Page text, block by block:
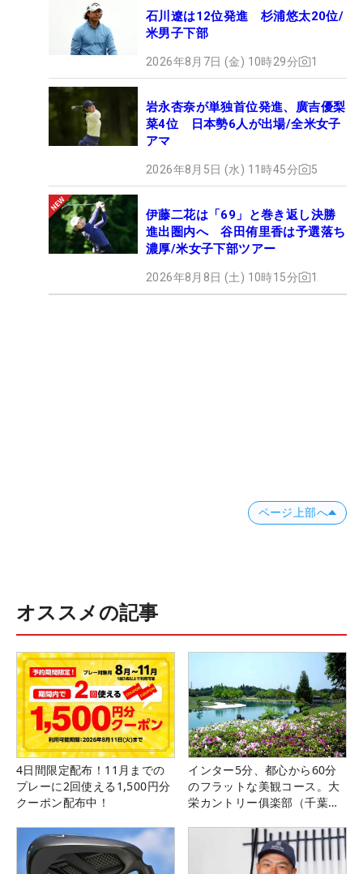
石川遼は12位発進 杉浦悠太20位/
米男子下部
2026年8月7日 (金) 10時29分 1
岩永杏奈が単独首位発進、廣吉優梨
菜4位 日本勢6人が出場/全米女子
アマ
2026年8月5日 (水) 11時45分 5
伊藤二花は「69」と巻き返し決勝
進出圏内へ 谷田侑里香は予選落ち
濃厚/米女子下部ツアー
2026年8月8日 (土) 10時15分 1
ページ上部へ
オススメの記事
4日間限定配布！11月までの
プレーに2回使える1,500円分
クーポン配布中！
インター5分、都心から60分
のフラットな美観コース。大
栄カントリー俱楽部（千葉